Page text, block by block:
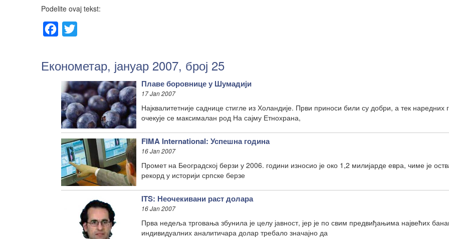
Podelite ovaj tekst:
Facebook
Економетар, јануар 2007, број 25
Плаве боровнице у Шумадији
17 Jan 2007
Најквалитетније саднице стигле из Холандије. Први приноси били су добри, а тек наредних
очекује се максималан род На сајму Етнохрана,
FIMA International: Успешна година
16 Jan 2007
Промет на Београдској берзи у 2006. години износио је око 1,2 милијарде евра, чиме је
рекорд у историји српске берзе
ITS: Неочекивани раст долара
16 Jan 2007
Прва недеља трговања збунила је целу јавност, јер је по свим предвиђањима највећих
индивидуалних аналитичара долар требало значајно да